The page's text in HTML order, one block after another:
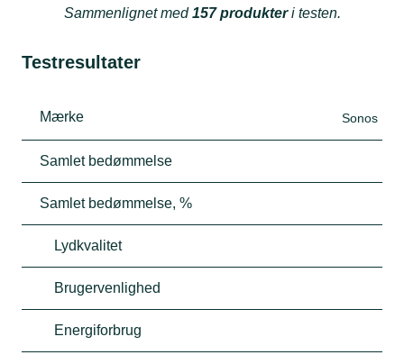
Sammenlignet med157 produkteri testen.
Testresultater
Mærke Sonos
Samlet bedømmelse
Samlet bedømmelse, %
Lydkvalitet
Brugervenlighed
Energiforbrug